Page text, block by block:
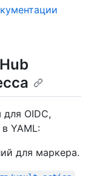
OIDC,
YAML:
для маркера.